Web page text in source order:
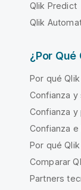
Qlik Predict
Qlik
¿Por Qué
Por qué Qlik
Confianza y
Confianza y
Confianza e
Por qué
Comparar
Partners